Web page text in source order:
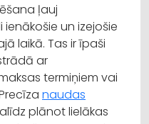
ļauj
un izejošie
laikā. Tas ir īpaši
ar
termiņiem vai
naudas
plānot lielākas